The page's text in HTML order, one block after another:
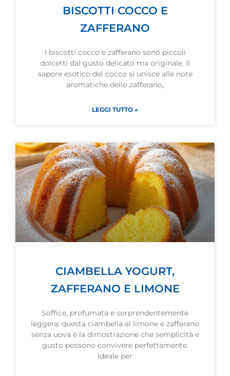
BISCOTTI COCCO E
ZAFFERANO
I biscotti cocco e zafferano sono piccoli
dolcetti dal gusto delicato ma originale. Il
sapore esotico del cocco si unisce alle note
aromatiche dello zafferano,
LEGGI TUTTO »
CIAMBELLA YOGURT,
ZAFFERANO E LIMONE
Soffice, profumata e sorprendentemente
leggera: questa ciambella al limone e zafferano
senza uova è la dimostrazione che semplicità e
gusto possono convivere perfettamente.
Ideale per